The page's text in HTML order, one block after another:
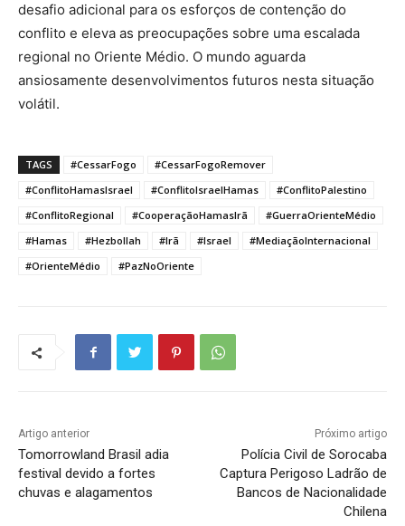
desafio adicional para os esforços de contenção do
conflito e eleva as preocupações sobre uma escalada
regional no Oriente Médio. O mundo aguarda
ansiosamente desenvolvimentos futuros nesta situação
volátil.
TAGS #CessarFogo
#CessarFogoRemover
#ConflitoHamasIsrael
#ConflitoIsraelHamas
#ConflitoPalestino
#ConflitoRegional
#CooperaçãoHamasIrã
#GuerraOrienteMédio
#Hamas
#Hezbollah #Irã #Israel
#MediaçãoInternacional
#OrienteMédio
#PazNoOriente
Artigo anterior
Tomorrowland Brasil adia
festival devido a fortes
chuvas e alagamentos
Próximo artigo
Polícia Civil de Sorocaba
Captura Perigoso Ladrão de
Bancos de Nacionalidade
Chilena